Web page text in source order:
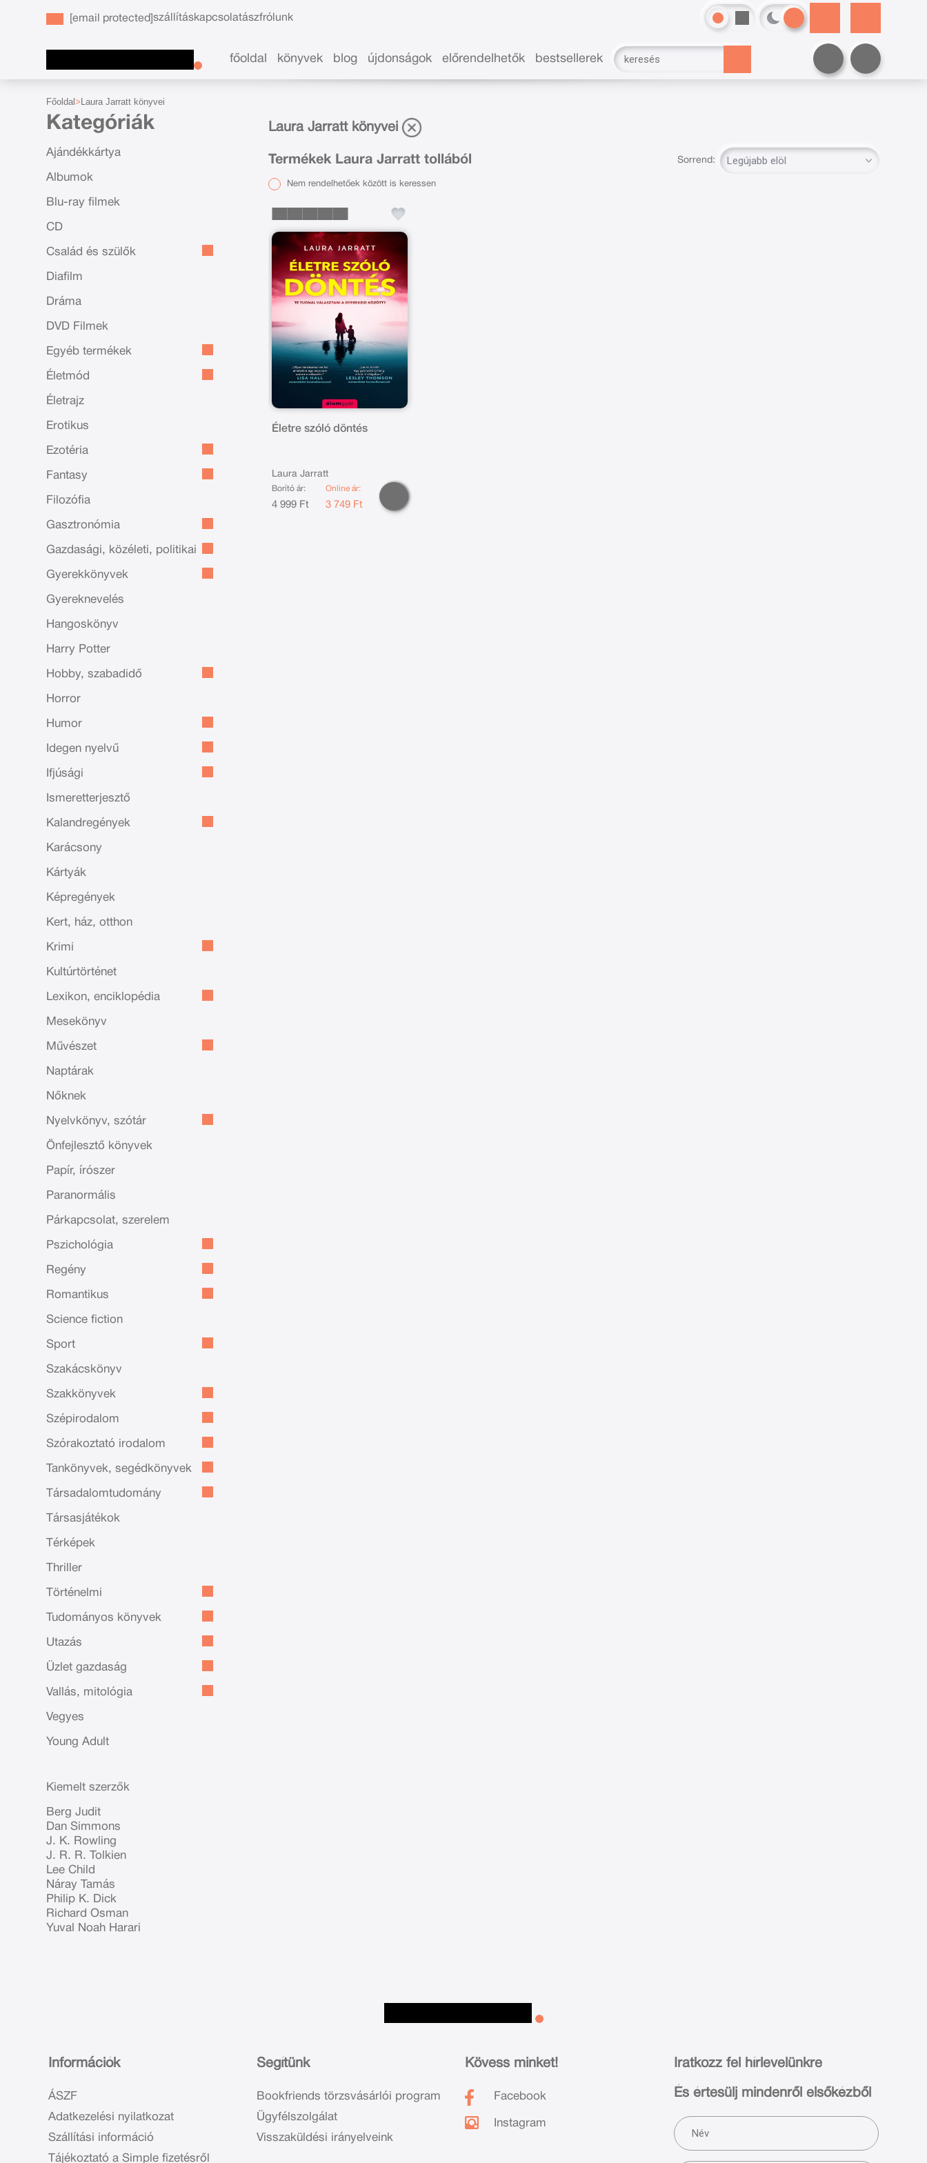
[email protected]szállításkapcsolatászfrólunk
főoldal könyvek blog újdonságok előrendelhetők bestsellerek
Főoldal Laura Jarratt könyvei
Kategóriák
Ajándékkártya
Albumok
Blu-ray filmek
CD
Család és szülők
Diafilm
Dráma
DVD Filmek
Egyéb termékek
Életmód
Életrajz
Erotikus
Ezotéria
Fantasy
Filozófia
Gasztronómia
Gazdasági, közéleti, politikai
Gyerekkönyvek
Gyereknevelés
Hangoskönyv
Harry Potter
Hobby, szabadidő
Horror
Humor
Idegen nyelvű
Ifjúsági
Ismeretterjesztő
Kalandregények
Karácsony
Kártyák
Képregények
Kert, ház, otthon
Krimi
Kultúrtörténet
Lexikon, enciklopédia
Mesekönyv
Művészet
Naptárak
Nőknek
Nyelvkönyv, szótár
Önfejlesztő könyvek
Papír, írószer
Paranormális
Párkapcsolat, szerelem
Pszichológia
Regény
Romantikus
Science fiction
Sport
Szakácskönyv
Szakkönyvek
Szépirodalom
Szórakoztató irodalom
Tankönyvek, segédkönyvek
Társadalomtudomány
Társasjátékok
Térképek
Thriller
Történelmi
Tudományos könyvek
Utazás
Üzlet gazdaság
Vallás, mitológia
Vegyes
Young Adult
Kiemelt szerzők
Berg Judit
Dan Simmons
J. K. Rowling
J. R. R. Tolkien
Lee Child
Náray Tamás
Philip K. Dick
Richard Osman
Yuval Noah Harari
Laura Jarratt könyvei
Termékek Laura Jarratt tollából Sorrend:
Nem rendelhetőek között is keressen
Életre szóló döntés
Laura Jarratt
Borító ár:
4 999 Ft
Online ár:
3 749 Ft
Információk
ÁSZF
Adatkezelési nyilatkozat
Szállítási információ
Tájékoztató a Simple fizetésről
Segítünk
Bookfriends törzsvásárlói program
Ügyfélszolgálat
Visszaküldési irányelveink
Kövess minket!
Facebook
Instagram
Iratkozz fel hírlevelünkre
És értesülj mindenről elsőkézből